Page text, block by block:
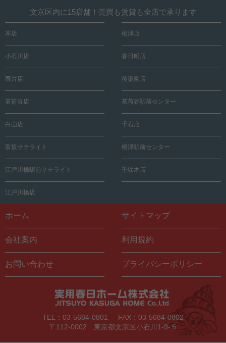
文京区内に15店舗！売買も賃貸も全店で承ります
本店 根津店
小石川店 春日町店
西片店 後楽園店
茗荷谷店 茗荷谷駅前センター
白山店 千石店
富坂サテライト 根津駅前センター
江戸川橋駅前サテライト 千駄木店
江戸川橋店
ホーム サイトマップ
会社案内 利用規約
お問い合わせ プライバシーポリシー
TEL：03-5684-0801
FAX：03-5684-0802
〒112-0002 東京都文京区小石川1-9-５